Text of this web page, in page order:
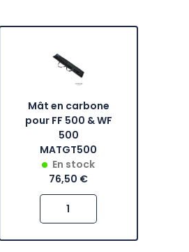
Mât en carbone
pour FF 500 & WF
500
MATGT500
En stock
76,50 €